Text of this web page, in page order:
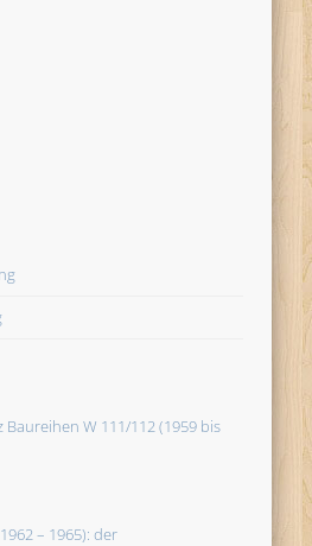
Baureihen W 111/112 (1959 bis
– 1965): der